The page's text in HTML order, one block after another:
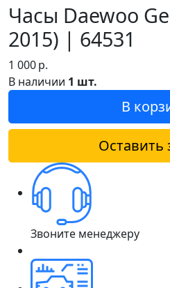
Часы Daewoo
2015) | 64531
1 000р.
В наличии 1 шт.
В
Оставить
Звоните менеджеру